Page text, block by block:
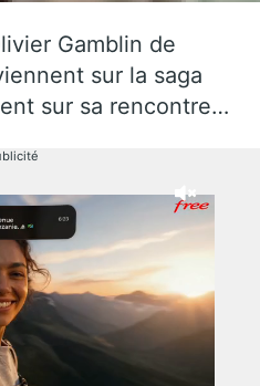
Gamblin de
sur la saga
sur sa rencontre…